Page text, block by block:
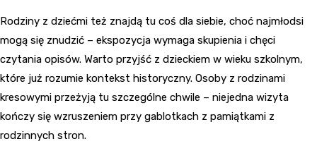
Rodziny z dziećmi też znajdą tu coś dla siebie, choć najmłodsi
mogą się znudzić – ekspozycja wymaga skupienia i chęci
czytania opisów. Warto przyjść z dzieckiem w wieku szkolnym,
które już rozumie kontekst historyczny. Osoby z rodzinami
kresowymi przeżyją tu szczególne chwile – niejedna wizyta
kończy się wzruszeniem przy gablotkach z pamiątkami z
rodzinnych stron.